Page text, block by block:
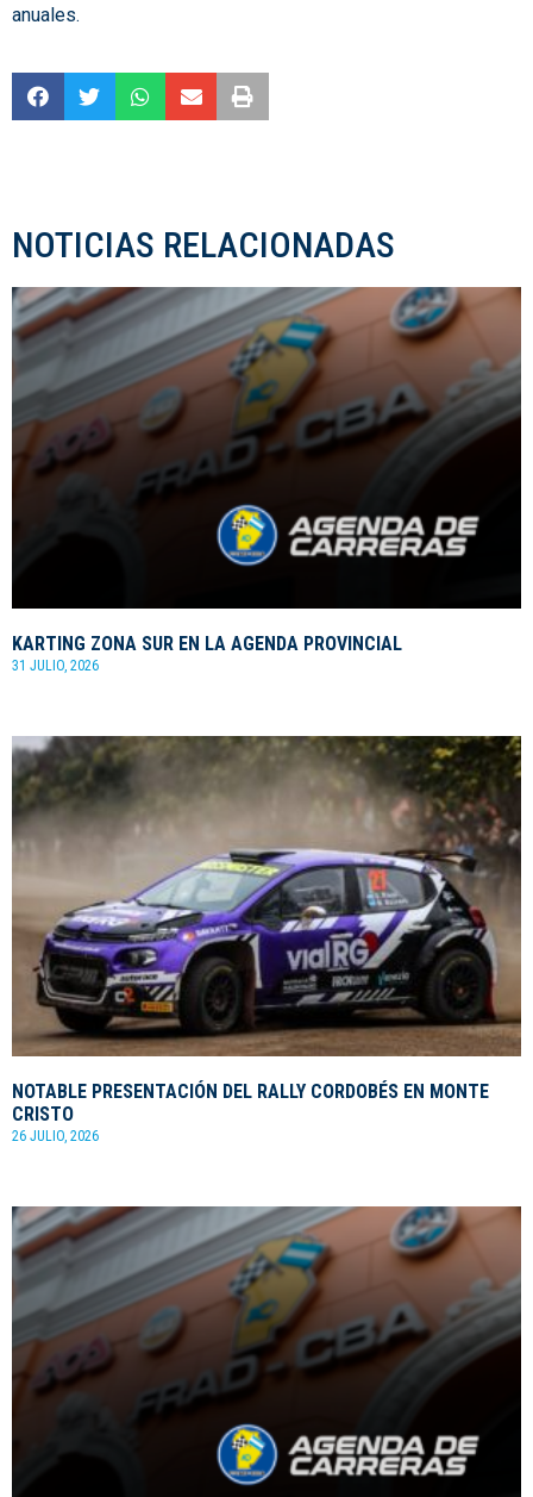
anuales.
NOTICIAS RELACIONADAS
KARTING ZONA SUR EN LA AGENDA PROVINCIAL
31 JULIO, 2026
NOTABLE PRESENTACIÓN DEL RALLY CORDOBÉS EN MONTE
CRISTO
26 JULIO, 2026